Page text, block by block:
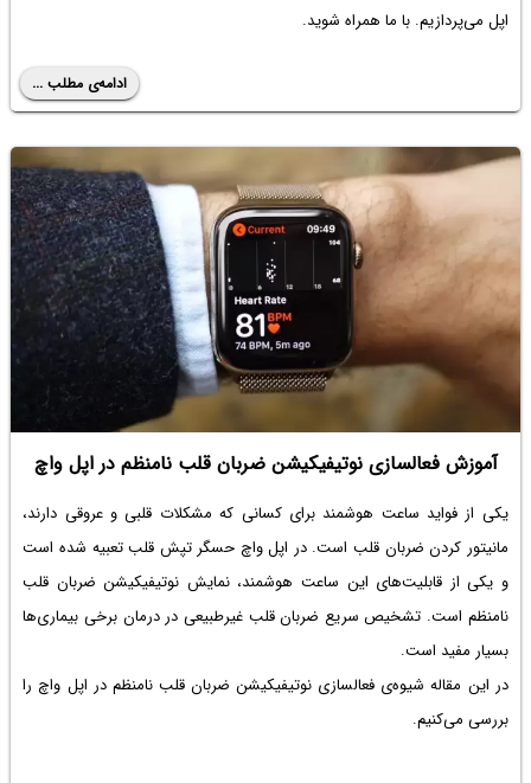
اپل می‌پردازیم. با ما همراه شوید.
ادامه‌ی مطلب ...
آموزش فعالسازی نوتیفیکیشن ضربان قلب نامنظم در اپل واچ
یکی از فواید ساعت هوشمند برای کسانی که مشکلات قلبی و عروقی دارند،
مانیتور کردن ضربان قلب است. در اپل واچ حسگر تپش قلب تعبیه شده است
و یکی از قابلیت‌های این ساعت هوشمند، نمایش نوتیفیکیشن ضربان قلب
نامنظم است. تشخیص سریع ضربان قلب غیرطبیعی در درمان برخی بیماری‌ها
بسیار مفید است.
در این مقاله شیوه‌ی فعالسازی نوتیفیکیشن ضربان قلب نامنظم در اپل واچ را
بررسی می‌کنیم.